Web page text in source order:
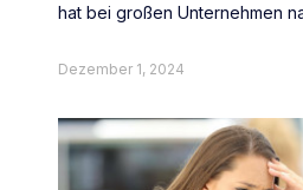
hat bei großen Unternehmen
Dezember 1, 2024